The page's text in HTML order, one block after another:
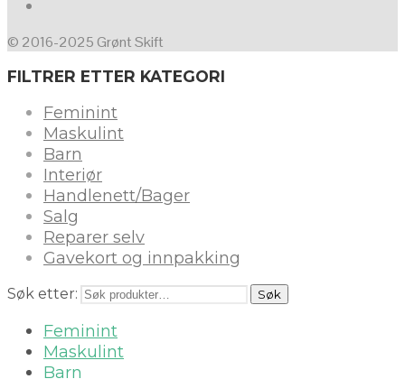
© 2016-2025 Grønt Skift
FILTRER ETTER KATEGORI
Feminint
Maskulint
Barn
Interiør
Handlenett/Bager
Salg
Reparer selv
Gavekort og innpakking
Søk etter: Søk
Feminint
Maskulint
Barn